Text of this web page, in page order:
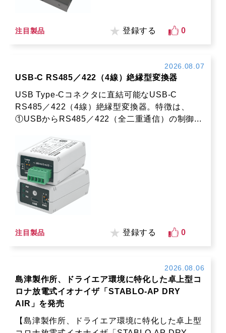
注目製品 登録する 0
2026.08.07
USB-C RS485／422（4線）絶縁型変換器
USB Type-Cコネクタに直結可能なUSB-C
RS485／422（4線）絶縁型変換器。特徴は、
①USBからRS485／422（全二重通信）の制御...
注目製品 登録する 0
2026.08.06
島津製作所、ドライエア環境に特化した卓上型コ
ロナ放電式イオナイザ「STABLO-AP DRY
AIR」を発売
【島津製作所、ドライエア環境に特化した卓上型